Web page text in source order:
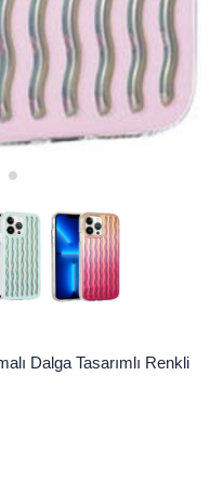
Dalga Tasarımlı Renkli